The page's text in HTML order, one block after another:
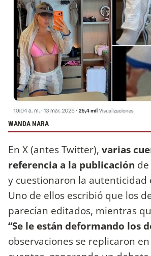
WANDA NARA
En X (antes Twitter), varias
referencia a la publicación
y cuestionaron la autenticidad
Uno de ellos escribió que los
parecían editados, mientras
“Se le están deformando los
observaciones se replicaron